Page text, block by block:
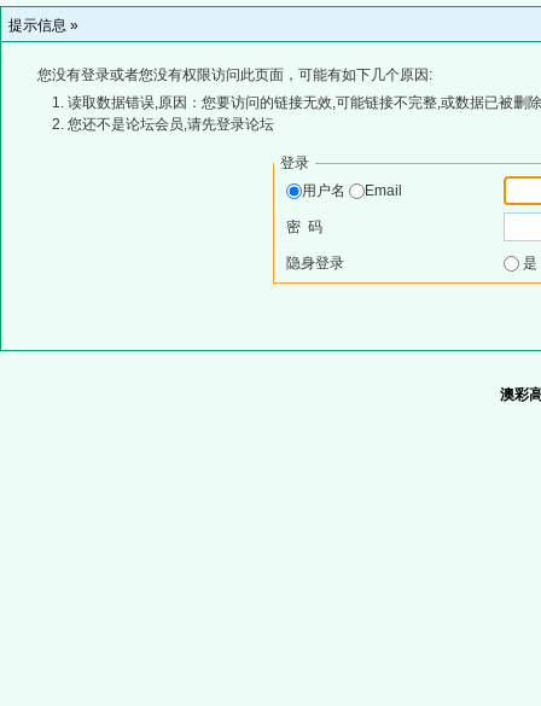
提示信息 »
您没有登录或者您没有权限访问此页面，可能有如下几个原因:
读取数据错误,原因：您要访问的链接无效,可能链接不完整,或数据已被删
您还不是论坛会员,请先登录论坛
登录
用户名
Email
密 码
隐身登录
澳彩